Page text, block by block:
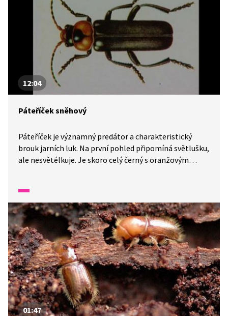
12:04
Páteříček sněhový
Páteříček je významný predátor a charakteristický
brouk jarních luk. Na první pohled připomíná světlušku,
ale nesvětélkuje. Je skoro celý černý s oranžovým
01:47